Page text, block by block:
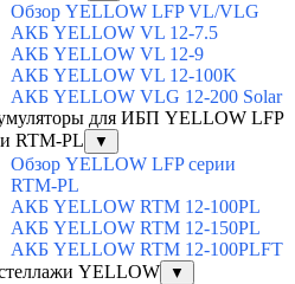
Обзор YELLOW LFP VL/VLG
АКБ YELLOW VL 12-7.5
АКБ YELLOW VL 12-9
АКБ YELLOW VL 12-100K
АКБ YELLOW VLG 12-200 Solar
для ИБП YELLOW LFP
RTM-PL
▼
Обзор YELLOW LFP серии
RTM-PL
АКБ YELLOW RTM 12-100PL
АКБ YELLOW RTM 12-150PL
АКБ YELLOW RTM 12-100PLFT
YELLOW
▼